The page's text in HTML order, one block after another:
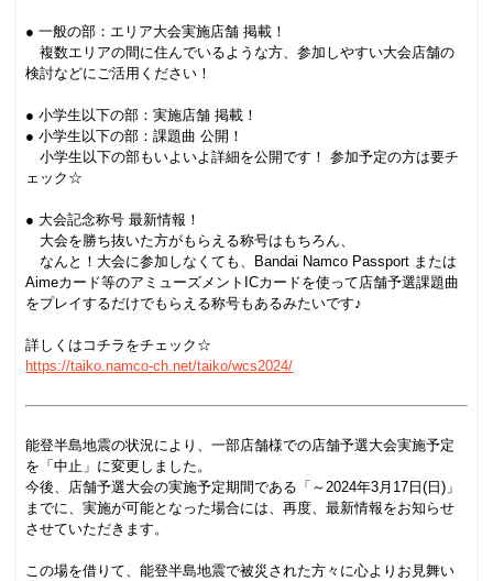
● 一般の部：エリア大会実施店舗 掲載！
複数エリアの間に住んでいるような方、参加しやすい大会店舗の
検討などにご活用ください！
● 小学生以下の部：実施店舗 掲載！
● 小学生以下の部：課題曲 公開！
小学生以下の部もいよいよ詳細を公開です！ 参加予定の方は要チ
ェック☆
● 大会記念称号 最新情報！
大会を勝ち抜いた方がもらえる称号はもちろん、
なんと！大会に参加しなくても、
Bandai Namco Passport または
Aimeカード等のアミューズメントICカードを使って店舗予選課題曲
をプレイするだけでもらえる称号もあるみたいです♪
詳しくはコチラをチェック☆
https://taiko.namco-ch.net/taiko/wcs2024/
能登半島地震の状況により、一部店舗様での店舗予選大会実施予定
を「中止」に変更しました。
今後、店舗予選大会の実施予定期間である「～2024年3月17日(日)」
までに、実施が可能となった場合には、再度、最新情報をお知らせ
させていただきます。
この場を借りて、能登半島地震で被災された方々に心よりお見舞い